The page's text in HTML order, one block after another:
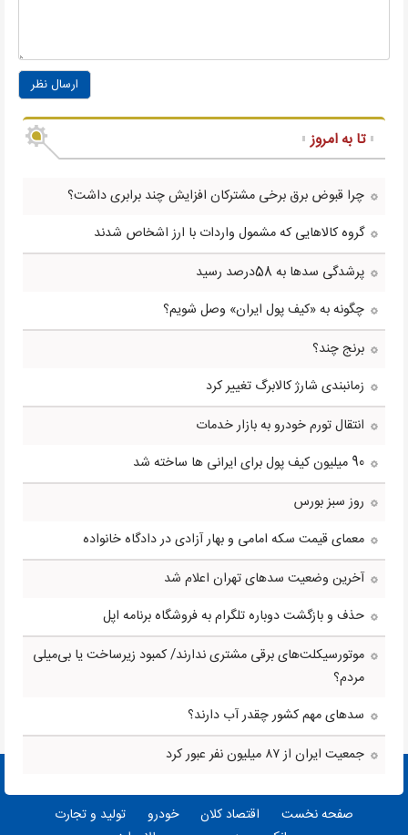
ارسال نظر
تا به امروز
چرا قبوض برق برخی مشترکان افزایش چند برابری داشت؟
گروه کالاهایی که مشمول واردات با ارز اشخاص شدند
پرشدگی سدها به 58درصد رسید
چگونه به «کیف پول ایران» وصل شویم؟
برنج چند؟
زمانبندی شارژ کالابرگ تغییر کرد
انتقال تورم خودرو به بازار خدمات
90 میلیون کیف پول برای ایرانی ها ساخته شد
روز سبز بورس
معمای قیمت سکه امامی و بهار آزادی در دادگاه خانواده
آخرین وضعیت سدهای تهران اعلام شد
حذف و بازگشت دوباره تلگرام به فروشگاه برنامه اپل
موتورسیکلت‌های برقی مشتری ندارند/ کمبود زیرساخت یا بی‌میلی
مردم؟
سدهای مهم کشور چقدر آب دارند؟
جمعیت ایران از ۸۷ میلیون نفر عبور کرد
صفحه نخست اقتصاد کلان خودرو
تولید و تجارت